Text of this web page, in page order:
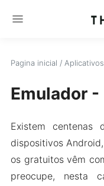
menu
Pagina inicial / Aplicativos
Emulador -
Existem centenas
dispositivos
os gratuitos vêm
preocupe, nesta